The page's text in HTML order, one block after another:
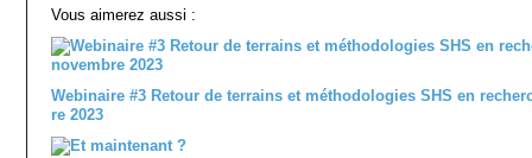
Vous aimerez aussi :
Webinaire #3 Retour de terrains et méthodologies SHS en
re 2023